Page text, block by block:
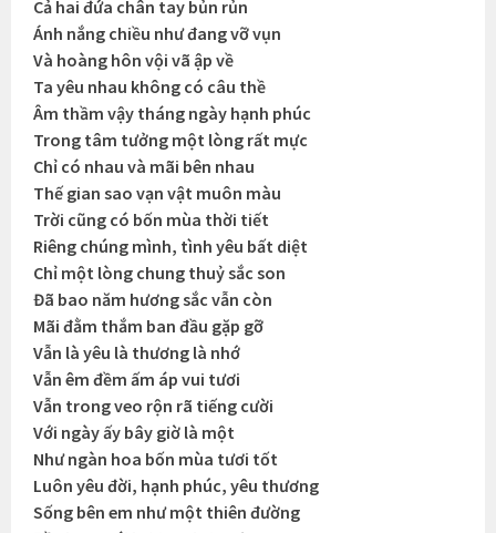
Cả hai đứa chân tay bủn rủn
Ánh nắng chiều như đang vỡ vụn
Và hoàng hôn vội vã ập về
Ta yêu nhau không có câu thề
Âm thầm vậy tháng ngày hạnh phúc
Trong tâm tưởng một lòng rất mực
Chỉ có nhau và mãi bên nhau
Thế gian sao vạn vật muôn màu
Trời cũng có bốn mùa thời tiết
Riêng chúng mình, tình yêu bất diệt
Chỉ một lòng chung thuỷ sắc son
Đã bao năm hương sắc vẫn còn
Mãi đằm thắm ban đầu gặp gỡ
Vẫn là yêu là thương là nhớ
Vẫn êm đềm ấm áp vui tươi
Vẫn trong veo rộn rã tiếng cười
Với ngày ấy bây giờ là một
Như ngàn hoa bốn mùa tươi tốt
Luôn yêu đời, hạnh phúc, yêu thương
Sống bên em như một thiên đường